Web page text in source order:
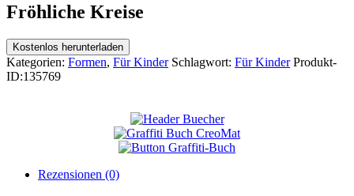
Fröhliche Kreise
Kostenlos herunterladen
Kategorien: Formen, Für Kinder Schlagwort: Für Kinder Produkt-
ID:135769
Rezensionen (0)